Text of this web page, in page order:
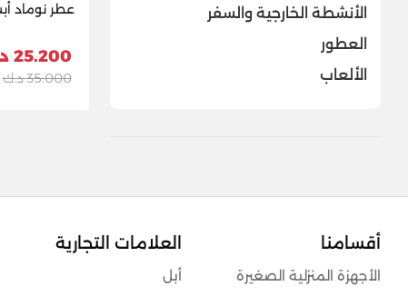
عطر نوماد
25.200 د.ك
35.000 د.ك
الأنشطة الخارجية والسفر
العطور
الألعاب
أقسامنا
الأجهزة المنزلية الصغيرة
العلامات التجارية
أبل